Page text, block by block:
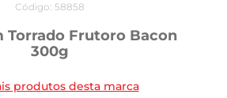
Código: 58858
Torrado Frutoro Bacon
300g
produtos desta marca